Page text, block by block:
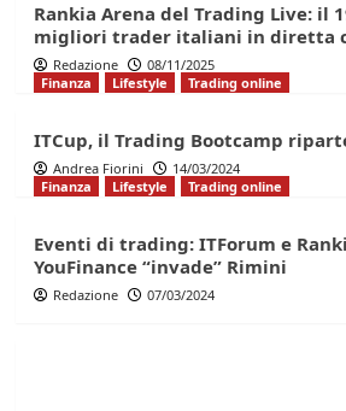
Rankia Arena del Trading Live: il
migliori trader italiani in diretta
Redazione
08/11/2025
Finanza
Lifestyle Trading online
ITCup, il Trading Bootcamp
Andrea Fiorini
14/03/2024
Finanza
Lifestyle Trading online
Eventi di trading: ITForum e
YouFinance “invade” Rimini
Redazione 07/03/2024